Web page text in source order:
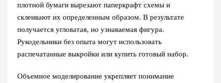
плотной бумаги вырезают паперкрафт схемы и
склеивают их определенным образом. В результате
получается угловатая, но узнаваемая фигура.
Рукодельники без опыта могут использовать
распечатанные выкройки или купить готовый набор.
Объемное моделирование укрепляет понимание